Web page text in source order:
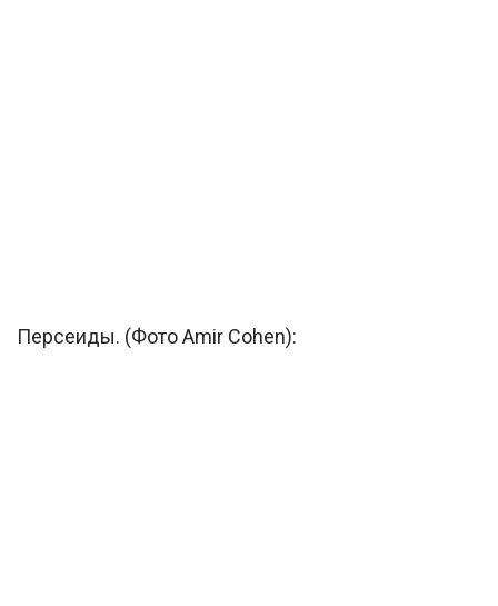
Персеиды. (Фото Amir Cohen):